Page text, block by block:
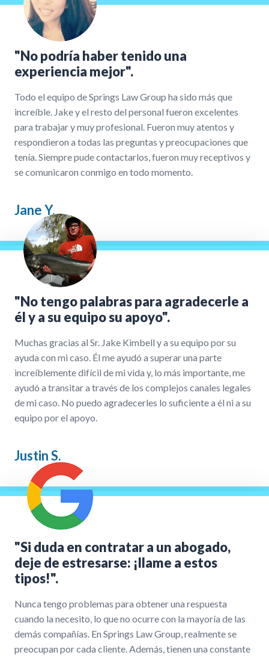
"No podría haber tenido una
experiencia mejor".
Todo el equipo de Springs Law Group ha sido más que
increíble. Jake y el resto del personal fueron excelentes
para trabajar y muy profesional. Fueron muy atentos y
respondieron a todas las preguntas y preocupaciones que
tenía. Siempre pude contactarlos, fueron muy receptivos y
se comunicaron conmigo en todo momento.
Jane Y.
"No tengo palabras para agradecerle a
él y a su equipo su apoyo".
Muchas gracias al Sr. Jake Kimbell y a su equipo por su
ayuda con mi caso. Él me ayudó a superar una parte
increíblemente difícil de mi vida y, lo más importante, me
ayudó a transitar a través de los complejos canales legales
de mi caso. No puedo agradecerles lo suficiente a él ni a su
equipo por el apoyo.
Justin S.
"Si duda en contratar a un abogado,
deje de estresarse: ¡llame a estos
tipos!".
Nunca tengo problemas para obtener una respuesta
cuando la necesito, lo que no ocurre con la mayoría de las
demás compañías. En Springs Law Group, realmente se
preocupan por cada cliente. Además, tienen una constante